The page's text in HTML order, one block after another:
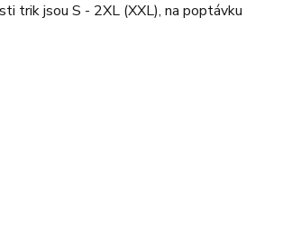
trik jsou S - 2XL (XXL), na poptávku